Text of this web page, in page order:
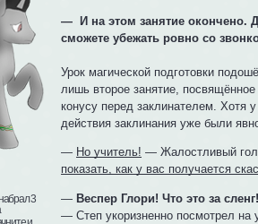
— И на этом занятие окончено.
сможете убежать ровно со
Урок магической подготовки
лишь второе занятие,
конусу перед заклинателем. Хотя
действия заклинания уже были
— Но учитель! — Жалостливый
показать, как у вас получается
—Веспер Глори! Что это за
— Степ укоризненно посмотрел